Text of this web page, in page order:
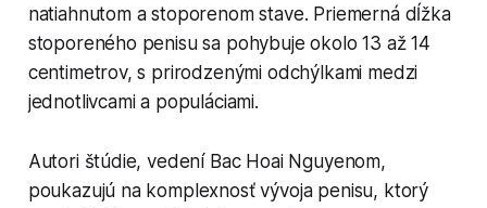
natiahnutom a stoporenom stave. Priemerná dĺžka
stoporeného penisu sa pohybuje okolo 13 až 14
centimetrov, s prirodzenými odchýlkami medzi
jednotlivcami a populáciami.
Autori štúdie, vedení Bac Hoai Nguyenom,
poukazujú na komplexnosť vývoja penisu, ktorý